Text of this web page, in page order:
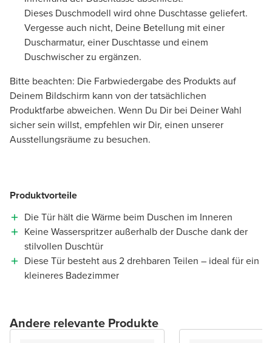
Dieses Duschmodell wird ohne Duschtasse geliefert.
Vergesse auch nicht, Deine Betellung mit einer
Duscharmatur, einer Duschtasse und einem
Duschwischer zu ergänzen.
Bitte beachten: Die Farbwiedergabe des Produkts auf
Deinem Bildschirm kann von der tatsächlichen
Produktfarbe abweichen. Wenn Du Dir bei Deiner Wahl
sicher sein willst, empfehlen wir Dir, einen unserer
Ausstellungsräume zu besuchen.
Produktvorteile
Die Tür hält die Wärme beim Duschen im Inneren
Keine Wasserspritzer außerhalb der Dusche dank der
stilvollen Duschtür
Diese Tür besteht aus 2 drehbaren Teilen – ideal für ein
kleineres Badezimmer
Andere relevante Produkte